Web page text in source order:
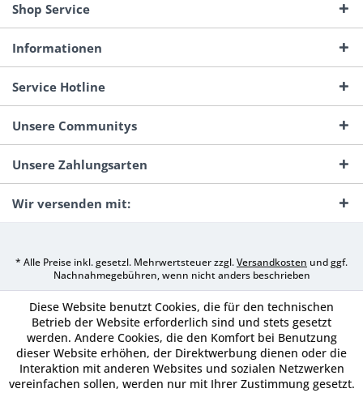
Shop Service
Informationen
Service Hotline
Unsere Communitys
Unsere Zahlungsarten
Wir versenden mit:
* Alle Preise inkl. gesetzl. Mehrwertsteuer zzgl.Versandkosten und ggf.
Nachnahmegebühren, wenn nicht anders beschrieben
Diese Website benutzt Cookies, die für den technischen
Betrieb der Website erforderlich sind und stets gesetzt
werden. Andere Cookies, die den Komfort bei Benutzung
dieser Website erhöhen, der Direktwerbung dienen oder die
Interaktion mit anderen Websites und sozialen Netzwerken
vereinfachen sollen, werden nur mit Ihrer Zustimmung gesetzt.